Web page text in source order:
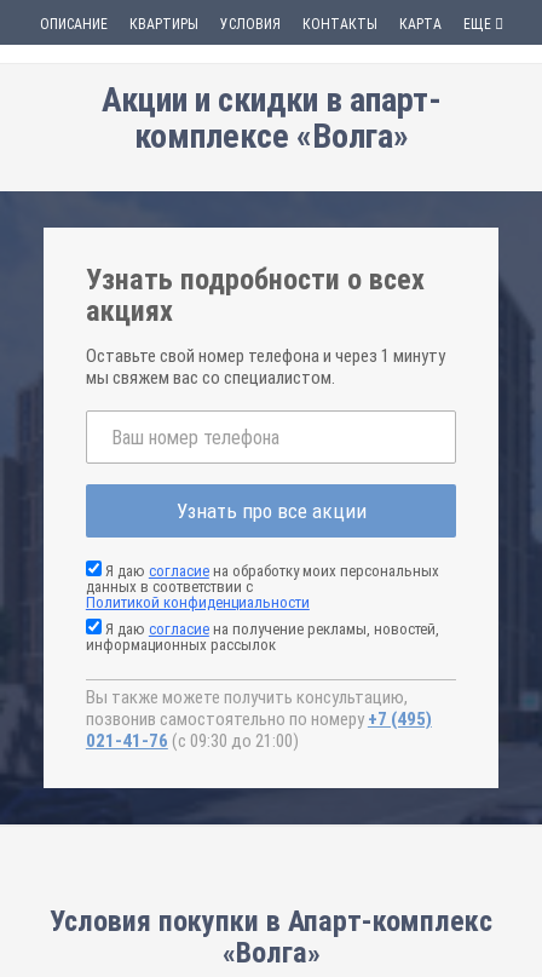
ОПИСАНИЕ КВАРТИРЫ УСЛОВИЯ КОНТАКТЫ КАРТА ЕЩЕ
Акции и скидки в апарт-
комплексе «Волга»
Узнать подробности о всех
акциях
Оставьте свой номер телефона и через 1 минуту
мы свяжем вас со специалистом.
Узнать про все акции
Я даю согласиена обработку моих персональных
данных в соответствии с
Политикой конфиденциальности
Я даю согласиена получение рекламы, новостей,
информационных рассылок
Вы также можете получить консультацию,
позвонив самостоятельно по номеру +7 (495)
021-41-76 (с 09:30 до 21:00)
Условия покупки в Апарт-комплекс
«Волга»